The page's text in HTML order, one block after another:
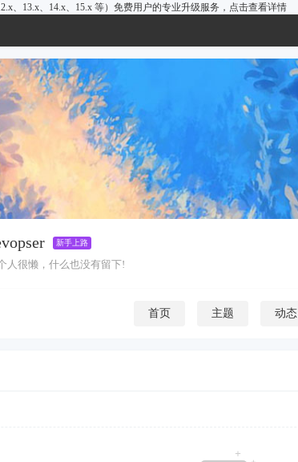
、13.x、14.x、15.x 等）免费用户的专业升级服务， 点击查看详情
新手上路
人很懒，什么也没有留下!
首页 主题 动态